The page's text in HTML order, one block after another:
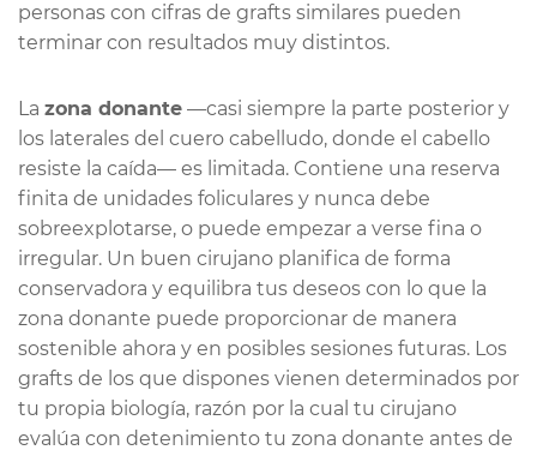
personas con cifras de grafts similares pueden
terminar con resultados muy distintos.
La zona donante —casi siempre la parte posterior y
los laterales del cuero cabelludo, donde el cabello
resiste la caída— es limitada. Contiene una reserva
finita de unidades foliculares y nunca debe
sobreexplotarse, o puede empezar a verse fina o
irregular. Un buen cirujano planifica de forma
conservadora y equilibra tus deseos con lo que la
zona donante puede proporcionar de manera
sostenible ahora y en posibles sesiones futuras. Los
grafts de los que dispones vienen determinados por
tu propia biología, razón por la cual tu cirujano
evalúa con detenimiento tu zona donante antes de